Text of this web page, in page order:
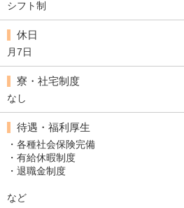
シフト制
休日
月7日
寮・社宅制度
なし
待遇・福利厚生
・各種社会保険完備
・有給休暇制度
・退職金制度
など